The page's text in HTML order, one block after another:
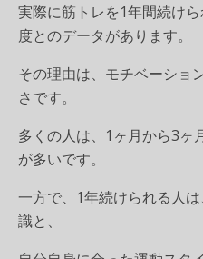
実際に筋トレを1年間続け
度とのデータがあります。
その理由は、モチベーショ
さです。
多くの人は、1ヶ月から3ヶ
が多いです。
一方で、1年続けられる人
識と、